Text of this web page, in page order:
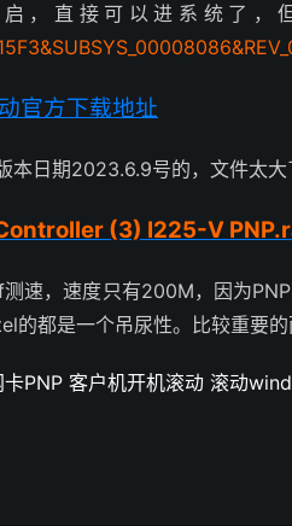
，直接可以进系统了，
官方下载地址
本日期2023.6.9号的，文件太
(3) I225-V
速，速度只有200M，因为
的都是一个吊尿性。比较重要的
PNP 客户机开机滚动 滚动